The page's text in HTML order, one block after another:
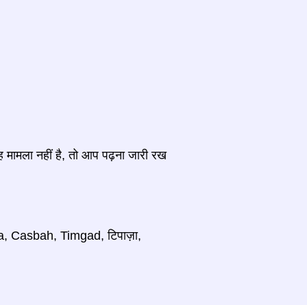
नहीं है, तो आप पढ़ना जारी रख
Casbah, Timgad, टिपाज़ा,